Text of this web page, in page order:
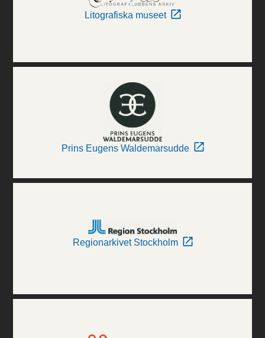
Litografiska museet
Prins Eugens Waldemarsudde
Regionarkivet Stockholm